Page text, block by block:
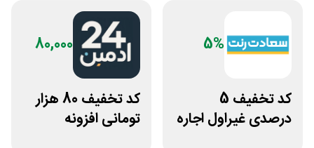
5%
کد تخفیف 5
درصدی غیراول اجاره
80,000
کد تخفیف 80 هزار
تومانی افزونه